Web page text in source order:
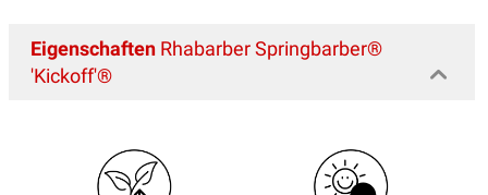
Eigenschaften Rhabarber Springbarber®
'Kickoff'®